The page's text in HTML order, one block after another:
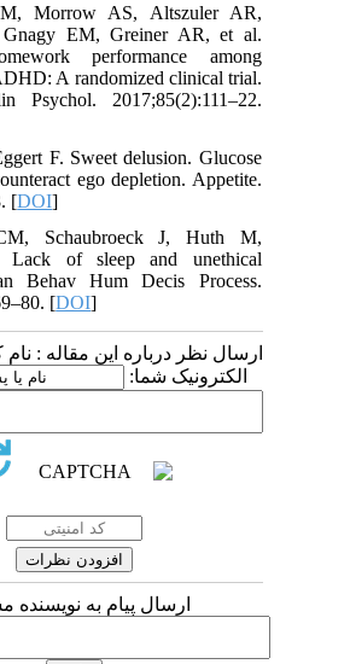
Morrow AS, Altszuler AR,
Gnagy EM, Greiner AR, et al.
performance among
A randomized clinical trial.
Psychol. 2017;85(2):111–22.
F. Sweet delusion. Glucose
ego depletion. Appetite.
[DOI
Schaubroeck J, Huth M,
Lack of sleep and unethical
Behav Hum Decis Process.
[DOI
ارسال نظر درباره این مقاله : نام
الکترونیک شما:
ارسال پیام به نویسنده